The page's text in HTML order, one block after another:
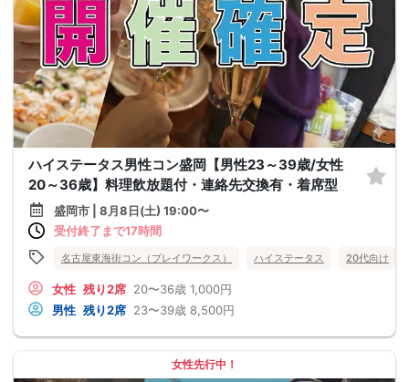
ハイステータス男性コン盛岡【男性23～39歳/女性
20～36歳】料理飲放題付・連絡先交換有・着席型
盛岡市 | 8月8日(土) 19:00〜
受付終了まで17時間
名古屋東海街コン（プレイワークス） ハイステータス 20代向け
女性 残り2席 20〜36歳 1,000円
男性 残り2席 23〜39歳 8,500円
女性先行中！